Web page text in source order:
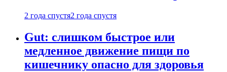
2 года спустя2 года спустя
Gut: слишком быстрое или
медленное движение пищи по
кишечнику опасно для здоровья